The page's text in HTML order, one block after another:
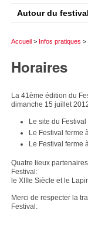
Autour du festival
Accueil > Infos pratiques >
Horaires
La 41ème édition du
dimanche 15 juillet
Le site du
Le Festival ferme
Le Festival ferme
Quatre lieux
Festival:
le XIIIe Siècle et le
Merci de respecter la
Festival.